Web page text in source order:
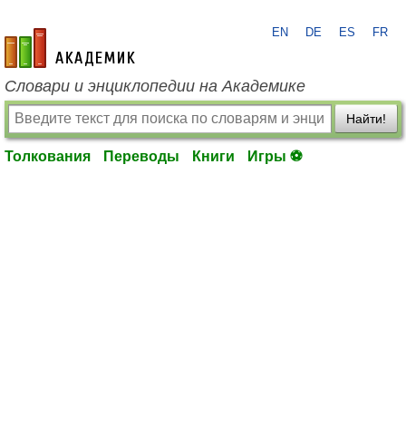
academic.ru
EN DE ES FR
Словари и энциклопедии на Академике
Найти!
Толкования Переводы Книги Игры ⚽